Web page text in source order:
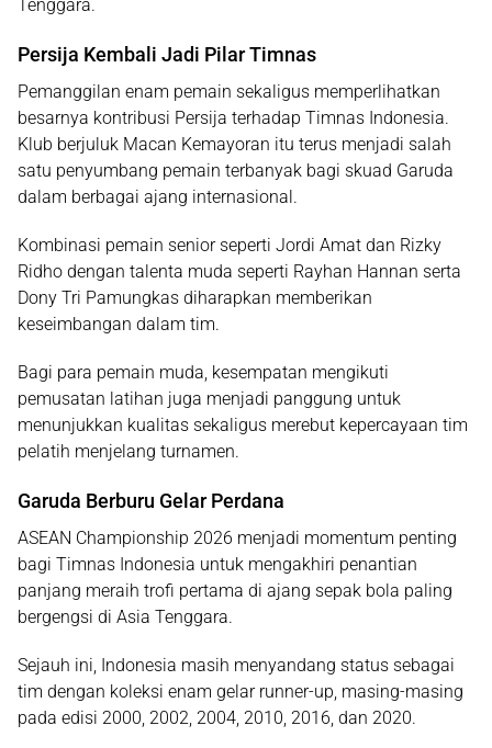
Tenggara.
Persija Kembali Jadi Pilar Timnas
Pemanggilan enam pemain sekaligus memperlihatkan
besarnya kontribusi Persija terhadap Timnas Indonesia.
Klub berjuluk Macan Kemayoran itu terus menjadi salah
satu penyumbang pemain terbanyak bagi skuad Garuda
dalam berbagai ajang internasional.
Kombinasi pemain senior seperti Jordi Amat dan Rizky
Ridho dengan talenta muda seperti Rayhan Hannan serta
Dony Tri Pamungkas diharapkan memberikan
keseimbangan dalam tim.
Bagi para pemain muda, kesempatan mengikuti
pemusatan latihan juga menjadi panggung untuk
menunjukkan kualitas sekaligus merebut kepercayaan tim
pelatih menjelang turnamen.
Garuda Berburu Gelar Perdana
ASEAN Championship 2026 menjadi momentum penting
bagi Timnas Indonesia untuk mengakhiri penantian
panjang meraih trofi pertama di ajang sepak bola paling
bergengsi di Asia Tenggara.
Sejauh ini, Indonesia masih menyandang status sebagai
tim dengan koleksi enam gelar runner-up, masing-masing
pada edisi 2000, 2002, 2004, 2010, 2016, dan 2020.